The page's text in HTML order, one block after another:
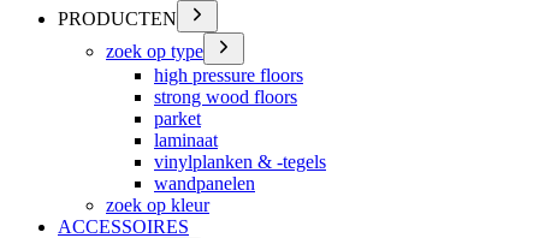
PRODUCTEN
zoek op type
high pressure floors
strong wood floors
parket
laminaat
vinylplanken & -tegels
wandpanelen
zoek op kleur
ACCESSOIRES